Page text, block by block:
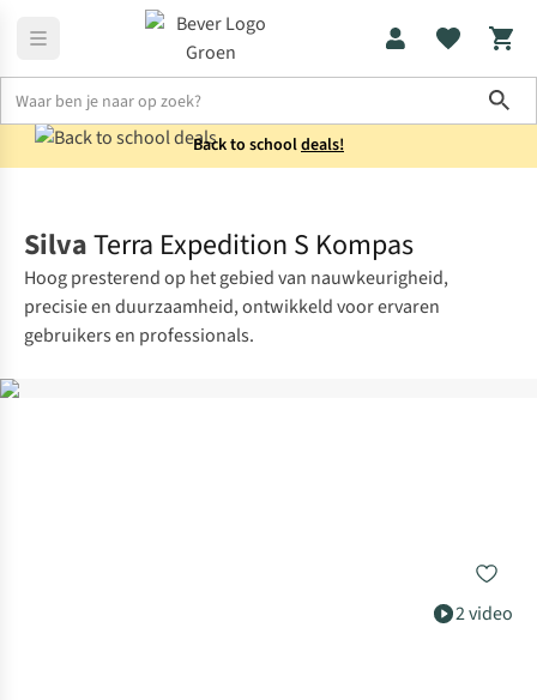
Back to schooldeals!
2 video
SilvaTerra Expedition S Kompas
Hoog presterend op het gebied van nauwkeurigheid,
precisie en duurzaamheid, ontwikkeld voor ervaren
gebruikers en professionals.